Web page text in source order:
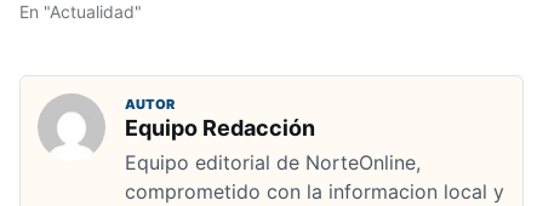
En "Actualidad"
AUTOR
Equipo Redacción
Equipo editorial de NorteOnline,
comprometido con la informacion local y